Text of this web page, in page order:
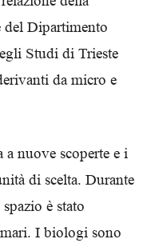
del Dipartimento
Studi di Trieste
da micro e
a nuove scoperte e i
di scelta. Durante
è stato
I biologi sono